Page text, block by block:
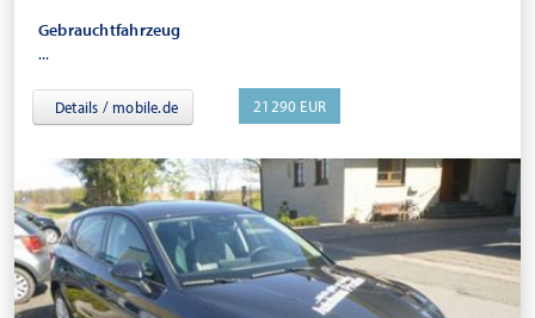
Gebrauchtfahrzeug
...
Details / mobile.de 21290 EUR